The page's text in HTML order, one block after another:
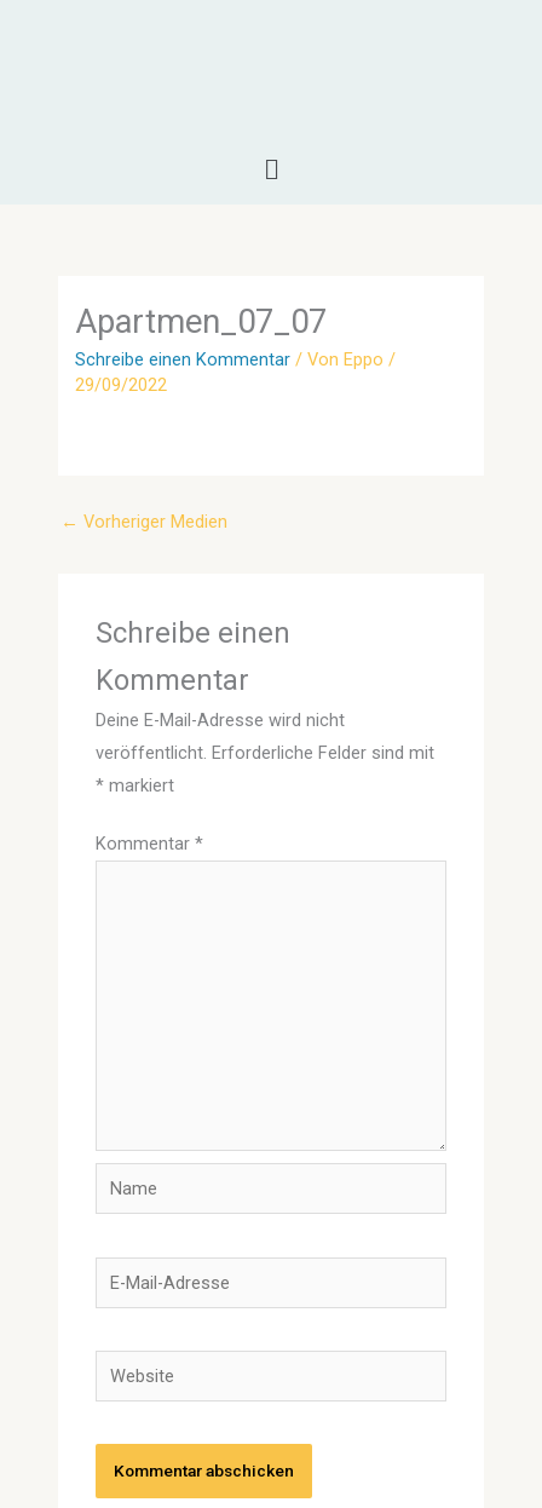
Menü
Apartmen_07_07
Schreibe einen Kommentar / VonEppo/
29/09/2022
← Vorheriger Medien
Schreibe einen
Kommentar
Deine E-Mail-Adresse wird nicht
veröffentlicht. Erforderliche Felder sind mit
* markiert
Kommentar*
Name
E-
Mail-
Website